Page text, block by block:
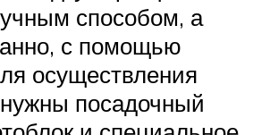
способом, а
с помощью
осуществления
посадочный